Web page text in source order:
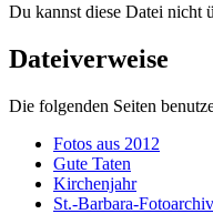
Du kannst diese Datei nicht
Dateiverweise
Die folgenden Seiten
Fotos aus 2012
Gute Taten
Kirchenjahr
St.-Barbara-Fotoarchiv